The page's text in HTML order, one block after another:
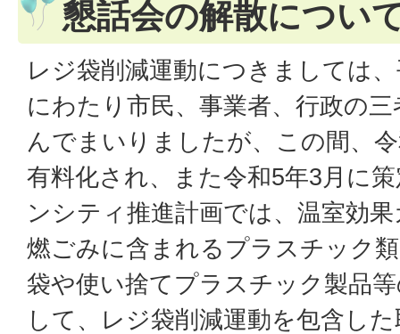
懇話会の解散につい
レジ袋削減運動につきましては
にわたり市民、事業者、行政の
んでまいりましたが、この間、
有料化され、また令和5年3月に
ンシティ推進計画では、温室効
燃ごみに含まれるプラスチック
袋や使い捨てプラスチック製品
して、レジ袋削減運動を包含し